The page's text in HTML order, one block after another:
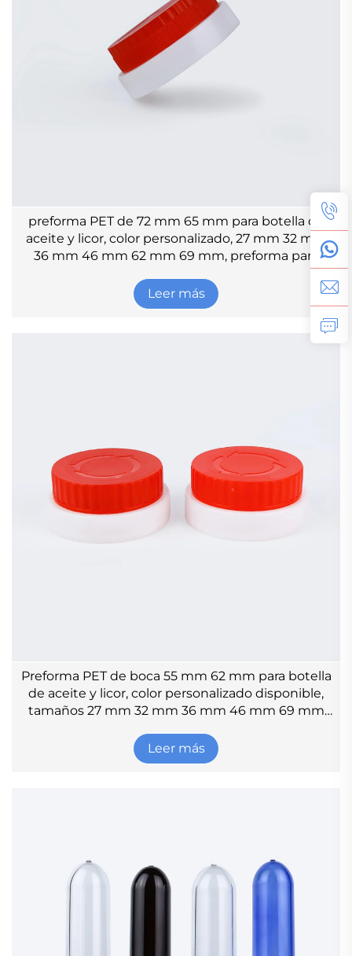
preforma PET de 72 mm 65 mm para botella de
aceite y licor, color personalizado, 27 mm 32 mm
36 mm 46 mm 62 mm 69 mm, preforma para
Leer más
Preforma PET de boca 55 mm 62 mm para botella
de aceite y licor, color personalizado disponible,
tamaños 27 mm 32 mm 36 mm 46 mm 69 mm
Leer más